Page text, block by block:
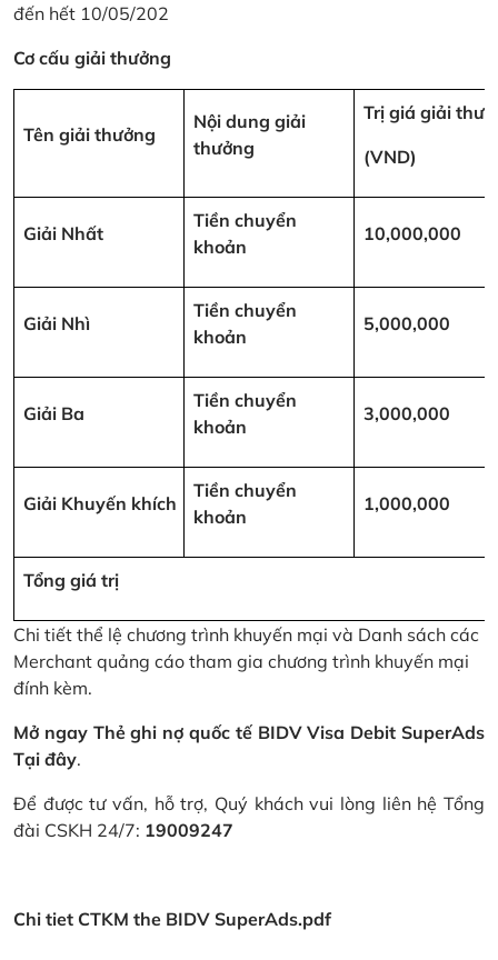
đến hết 10/05/202
Cơ cấu giải thưởng
Tên giải thưởng
Nội dung giải
thưởng
Trị giá giải
(VND)
Giải Nhất
Tiền chuyển
khoản
10,000,000
Giải Nhì
Tiền chuyển
khoản
5,000,000
Giải Ba
Tiền chuyển
khoản
3,000,000
Giải Khuyến khích
Tiền chuyển
khoản
1,000,000
Tổng giá trị
Chi tiết thể lệ chương trình khuyến mại và Danh sách các
Merchant quảng cáo tham gia chương trình khuyến mại
đính kèm.
Mở ngay Thẻ ghi nợ quốc tế BIDV Visa Debit SuperAds
Tại đây.
Để được tư vấn, hỗ trợ, Quý khách vui lòng liên hệ Tổng
đài CSKH 24/7: 19009247
Chi tiet CTKM the BIDV SuperAds.pdf